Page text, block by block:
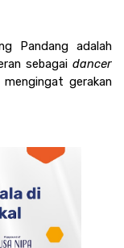
Pandang adalah
sebagai
gerakan